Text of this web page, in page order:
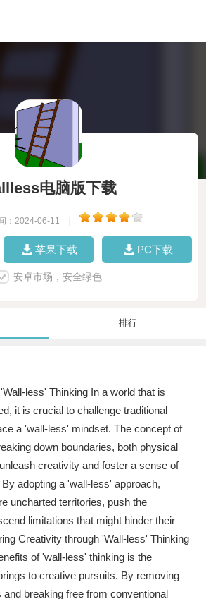
电脑版下载
：2024-06-11
苹果下载 PC下载
安卓市场，安全绿色
排行
less' Thinking In a world that is
it is crucial to challenge traditional
a 'wall-less' mindset. The concept of
down boundaries, both physical
creativity and foster a sense of
adopting a 'wall-less' approach,
uncharted territories, push the
limitations that might hinder their
Creativity through 'Wall-less' Thinking
of 'wall-less' thinking is the
to creative pursuits. By removing
and breaking free from conventional